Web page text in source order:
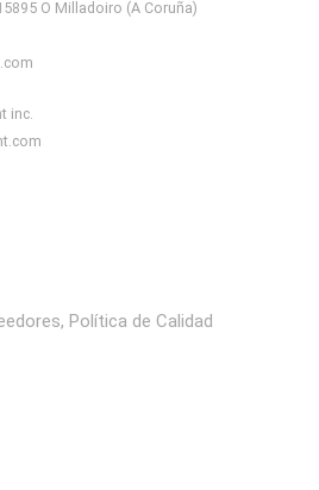
O Milladoiro (A Coruña)
inc.
Política de Calidad